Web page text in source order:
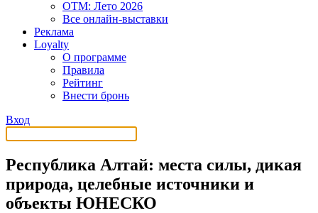
OTM: Лето 2026
Все онлайн-выставки
Реклама
Loyalty
О программе
Правила
Рейтинг
Внести бронь
Вход
Республика Алтай: места силы, дикая
природа, целебные источники и
объекты ЮНЕСКО